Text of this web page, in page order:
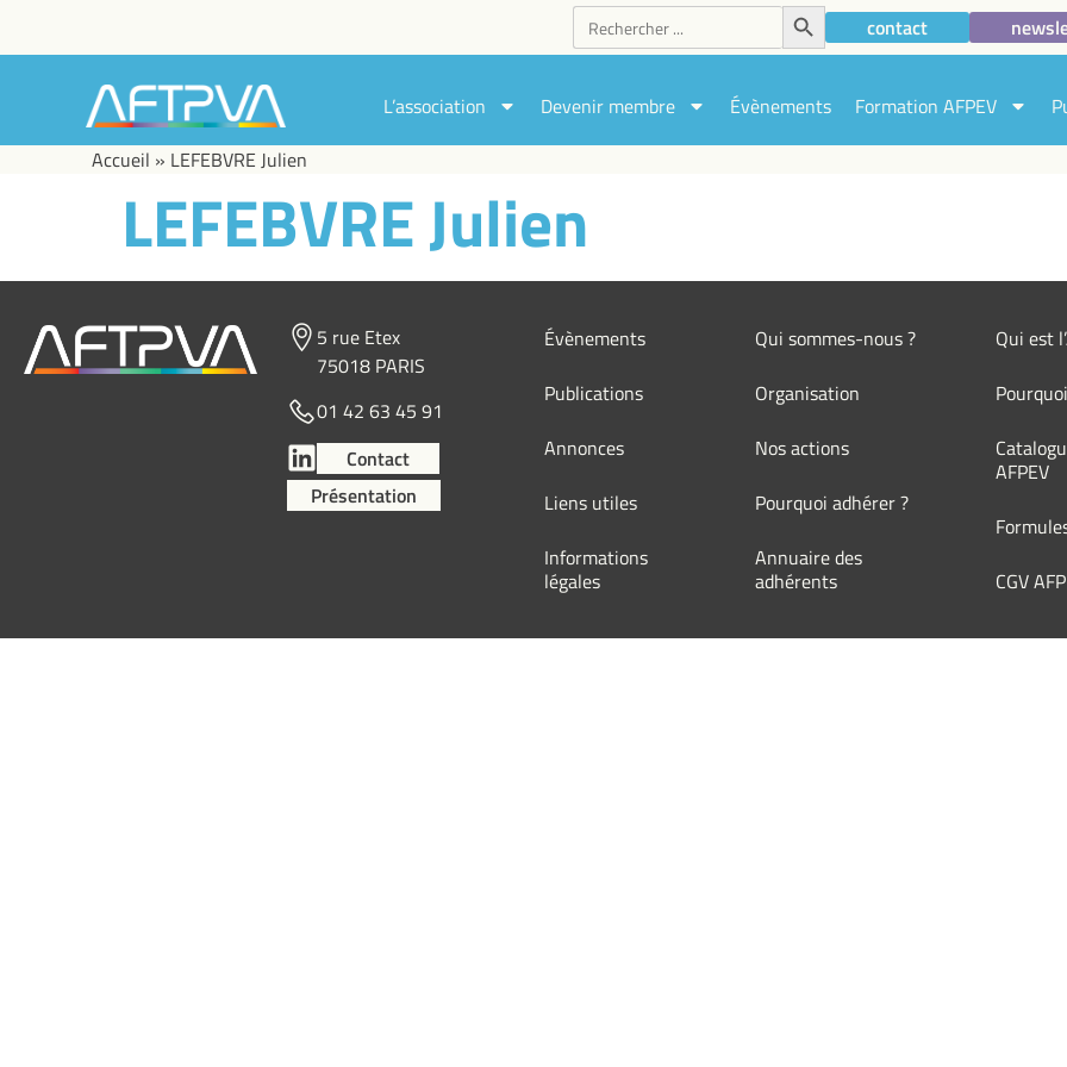
contact
Search
for:
L’association Devenir membre Évènements Formation AFPEV
Accueil » LEFEBVRE Julien
LEFEBVRE Julien
5 rue Etex
75018 PARIS
01 42 63 45 91
Contact
Présentation
Évènements
Publications
Annonces
Liens utiles
Informations
légales
Qui sommes-nous ?
Organisation
Nos actions
Pourquoi adhérer ?
Annuaire des
adhérents
Qui est
AFPEV
CGV